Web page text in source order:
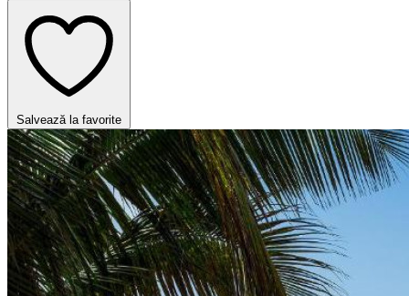
Salvează la favorite